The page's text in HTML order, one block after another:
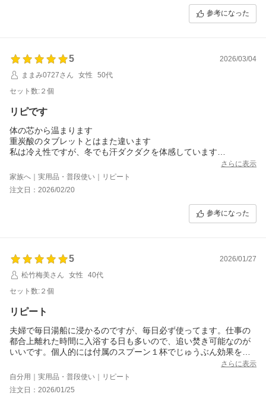
参考になった
5
2026/03/04
ままみ0727さん
女性
50代
セット数:２個
リピです
体の芯から温まります
重炭酸のタブレットとはまた違います
私は冷え性ですが、冬でも汗ダクダクを体感しています
肌への刺激も感じませんし最初は乾燥するのかな？と思ったので
すが、何故かしっとり？と言うか肌感が落ち着いてきます
スプーンに3杯使っていますので、それなりに早く減りますが、別
段高いとは思いませんし、効果を実感していますので、使い続け
我が家は男性が三世代いるのですが、無香料がよいみたいです
さらに表示
家族へ｜実用品・普段使い｜リピート
注文日：2026/02/20
参考になった
5
2026/01/27
松竹梅美さん
女性
40代
セット数:２個
リピート
夫婦で毎日湯船に浸かるのですが、毎日必ず使ってます。仕事の
都合上離れた時間に入浴する日も多いので、追い焚き可能なのが
いいです。個人的には付属のスプーン１杯でじゅうぶん効果を実
敏感肌なので天然成分で安心感があります。お肌に刺激がなく程
よく発汗して湯冷めしにくくすべすべしますので文句なしです。
自分の香りにかなりこだわりがあるので、無香な事もいい点で
さらに表示
自分用｜実用品・普段使い｜リピート
注文日：2026/01/25